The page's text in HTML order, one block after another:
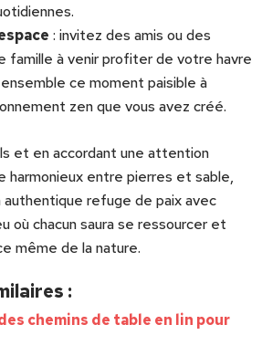
: invitez des amis ou des
famille à venir profiter de votre havre
ce moment paisible à
zen que vous avez créé.
et en accordant une attention
harmonieux entre pierres et sable,
authentique refuge de paix avec
où chacun saura se ressourcer et
même de la nature.
:
chemins de table en lin pour